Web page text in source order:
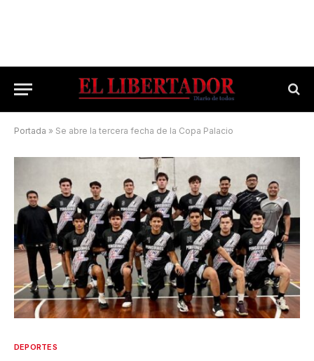
Portada » Se abre la tercera fecha de la Copa Palacio
DEPORTES